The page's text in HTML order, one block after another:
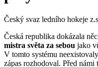
Český svaz ledního hokeje
Česká republika dokázala
mistra světa za sebou jako
V tomto systému
zápas rozhodoval. Před